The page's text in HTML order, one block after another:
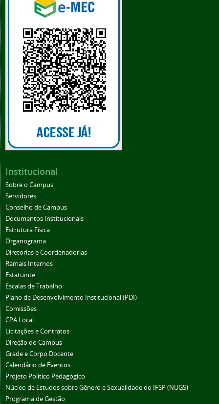
Institucional
Sobre o Campus
Servidores
Conselho de Campus
Documentos Institucionais
Estrutura Física
Organograma
Diretorias e Coordenadorias
Ramais Internos
Estatuinte
Escalas de Trabalho
Plano de Desenvolvimento Institucional (PDI)
Comissões
CPA Local
Licitações e Contratos
Direção do Campus
Grade e Corpo Docente
Calendário de Eventos
Projeto Político Pedagógico
Núcleo de Estudos sobre Gênero e Sexualidade do IFSP (NUGS)
Programa de Gestão